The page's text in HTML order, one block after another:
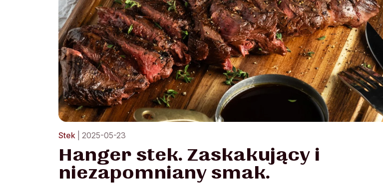
Stek | 2025-05-23
Hanger stek. Zaskakujący i
niezapomniany smak.